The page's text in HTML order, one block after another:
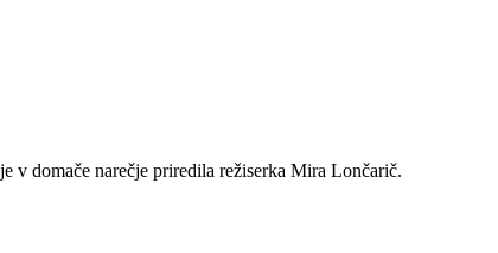
domače narečje priredila režiserka Mira Lončarič.